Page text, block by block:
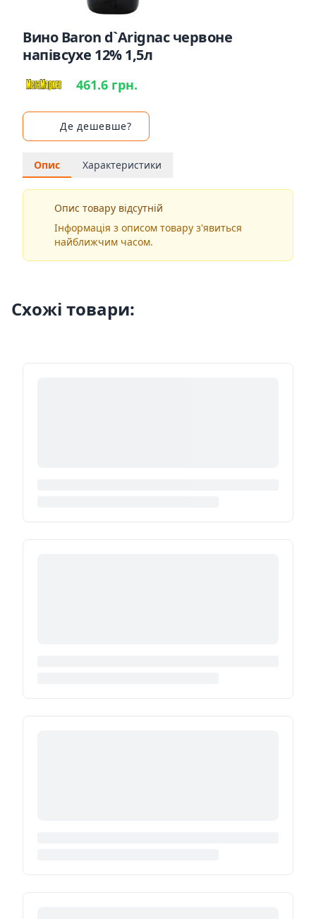
Вино Baron d`Arignac червоне
напівсухе 12% 1,5л
461.6 грн.
Де дешевше?
Опис Характеристики
Опис товару відсутній
Інформація з описом товару з'явиться
найближчим часом.
Схожі товари: